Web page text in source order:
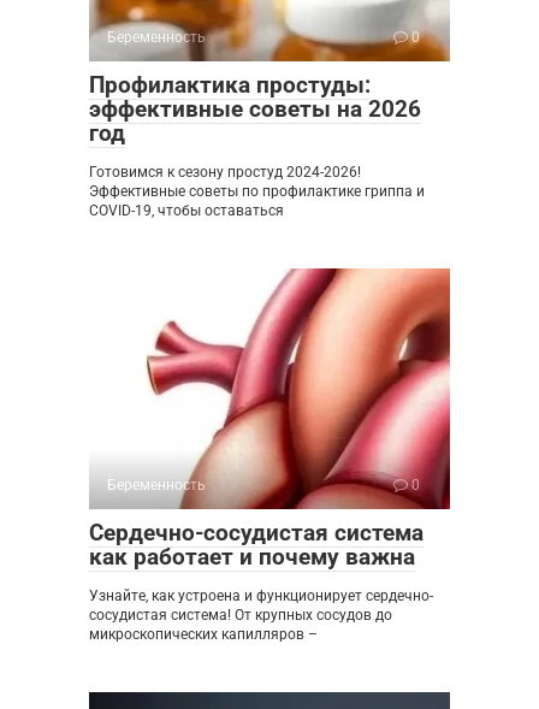
Беременность 0
Профилактика простуды:
эффективные советы на 2026
год
Готовимся к сезону простуд 2024-2026!
Эффективные советы по профилактике гриппа и
COVID-19, чтобы оставаться
Беременность 0
Сердечно-сосудистая система
как работает и почему важна
Узнайте, как устроена и функционирует сердечно-
сосудистая система! От крупных сосудов до
микроскопических капилляров –